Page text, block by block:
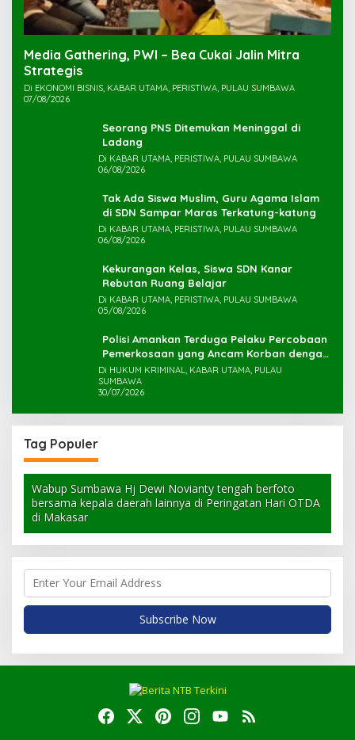
Media Gathering, PWI – Bea Cukai Jalin Mitra
Strategis
Di EKONOMI BISNIS, KABAR UTAMA, PERISTIWA, PULAU SUMBAWA
07/08/2026
Seorang PNS Ditemukan Meninggal di
Ladang
Di KABAR UTAMA, PERISTIWA, PULAU SUMBAWA
06/08/2026
Tak Ada Siswa Muslim, Guru Agama Islam
di SDN Sampar Maras Terkatung-katung ‎
Di KABAR UTAMA, PERISTIWA, PULAU SUMBAWA
06/08/2026
Kekurangan Kelas, Siswa SDN Kanar
Rebutan Ruang Belajar
Di KABAR UTAMA, PERISTIWA, PULAU SUMBAWA
05/08/2026
Polisi Amankan Terduga Pelaku Percobaan
Pemerkosaan yang Ancam Korban dengan
Parang
Di HUKUM KRIMINAL, KABAR UTAMA, PULAU
SUMBAWA
30/07/2026
Tag Populer
Wabup Sumbawa Hj Dewi Novianty tengah berfoto
bersama kepala daerah lainnya di Peringatan Hari OTDA
di Makasar